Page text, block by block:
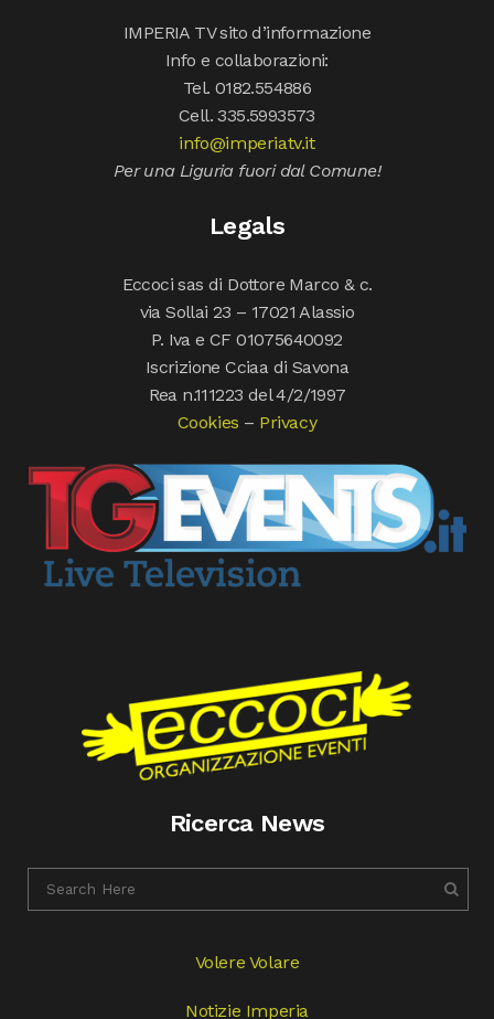
IMPERIA TV sito d’informazione
Info e collaborazioni:
Tel. 0182.554886
Cell. 335.5993573
info@imperiatv.it
Per una Liguria fuori dal Comune!
Legals
Eccoci sas di Dottore Marco & c.
via Sollai 23 – 17021 Alassio
P. Iva e CF 01075640092
Iscrizione Cciaa di Savona
Rea n.111223 del 4/2/1997
Cookies – Privacy
Ricerca News
Volere Volare
Notizie Imperia